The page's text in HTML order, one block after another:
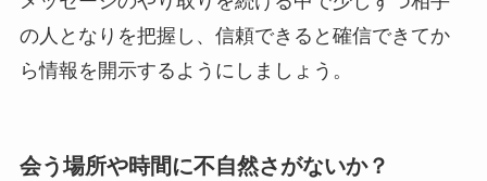
の人となりを把握し、信頼できると確信できてか
ら情報を開示するようにしましょう。
会う場所や時間に不自然さがないか？